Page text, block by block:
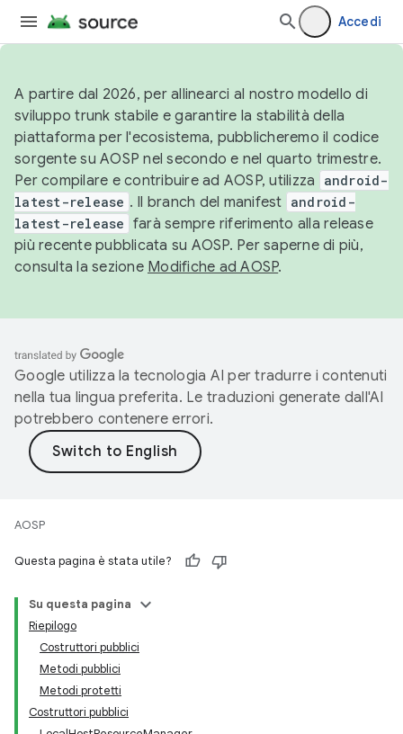
Accedi
A partire dal 2026, per allinearci al nostro modello di
sviluppo trunk stabile e garantire la stabilità della
piattaforma per l'ecosistema, pubblicheremo il codice
sorgente su AOSP nel secondo e nel quarto trimestre.
Per compilare e contribuire ad AOSP, utilizza
android-
latest-release . Il branch del manifest android-
latest-release farà sempre riferimento alla release
più recente pubblicata su AOSP. Per saperne di più,
consulta la sezione Modifiche ad AOSP.
Google utilizza la tecnologia AI per tradurre i contenuti
nella tua lingua preferita. Le traduzioni generate dall'AI
potrebbero contenere errori.
AOSP
Questa pagina è stata utile?
Su questa pagina
Riepilogo
Costruttori pubblici
Metodi pubblici
Metodi protetti
Costruttori pubblici